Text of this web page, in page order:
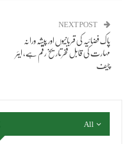
NEXT POST
پاک فضائیہ کی قربانیوں اور پیشہ ورانہ
مہارت کی قابل فخر تاریخ رقم ہے، ایئر
چیف
All